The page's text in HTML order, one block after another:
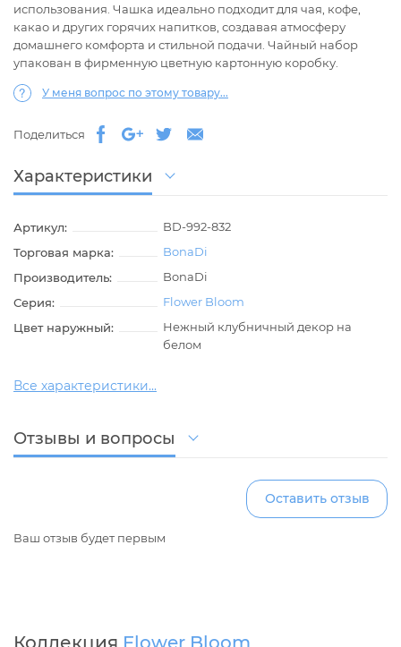
использования. Чашка идеально подходит для чая, кофе,
какао и других горячих напитков, создавая атмосферу
домашнего комфорта и стильной подачи. Чайный набор
упакован в фирменную цветную картонную коробку.
У меня вопрос по этому товару...
Поделиться
Характеристики
Артикул:
BD-992-832
Торговая марка:
BonaDi
Производитель:
BonaDi
Серия:
Flower Bloom
Цвет наружный:
Нежный клубничный декор на
белом
Все характеристики...
Отзывы и вопросы
Оставить отзыв
Ваш отзыв будет первым
Коллекция Flower Bloom